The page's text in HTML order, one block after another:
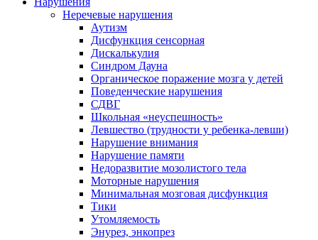
Неречевые нарушения
Аутизм
Дисфункция сенсорная
Дискалькулия
Синдром Дауна
Органическое поражение мозга у детей
Поведенческие нарушения
СДВГ
Школьная «неуспешность»
Левшество (трудности у ребенка-левши)
Нарушение внимания
Нарушение памяти
Недоразвитие мозолистого тела
Моторные нарушения
Минимальная мозговая дисфункция
Тики
Утомляемость
Энурез, энкопрез